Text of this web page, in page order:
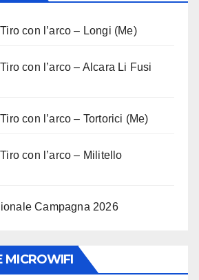
con l’arco – Longi (Me)
con l’arco – Alcara Li Fusi
con l’arco – Tortorici (Me)
con l’arco – Militello
Campagna 2026
MICROWIFI